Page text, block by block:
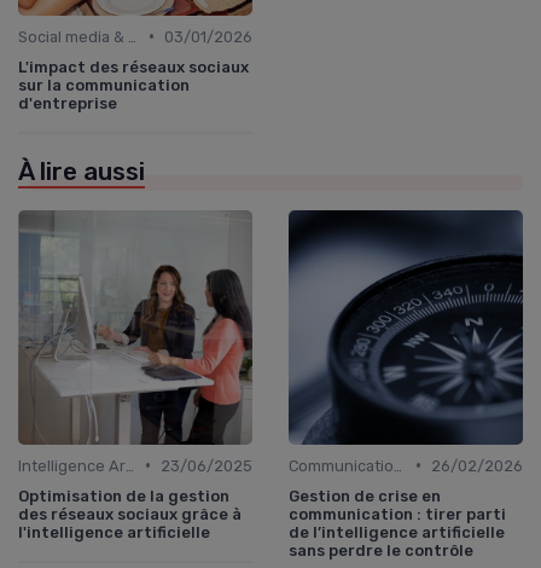
•
03/01/2026
L'impact des réseaux sociaux
sur la communication
d'entreprise
À lire aussi
•
23/06/2025
Optimisation de la gestion
des réseaux sociaux grâce à
l'intelligence artificielle
•
26/02/2026
Gestion de crise en
communication : tirer parti
de l’intelligence artificielle
sans perdre le contrôle